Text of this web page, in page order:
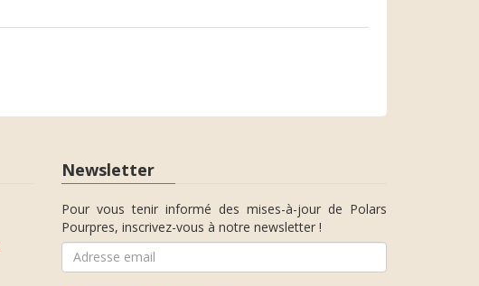
Newsletter
Pour vous tenir informé des mises-à-jour de Polars
Pourpres, inscrivez-vous à notre newsletter !